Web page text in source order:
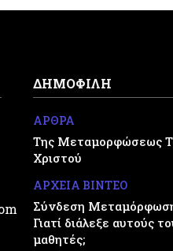
ΔΗΜΟΦΙΛΗ
ΑΡΘΡΑ
Της Μεταμορφώσεως
Χριστού
ΑΡΧΕΙΑ ΒΙΝΤΕΟ
Σύνδεση
Γιατί διάλεξε αυτούς
μαθητές;